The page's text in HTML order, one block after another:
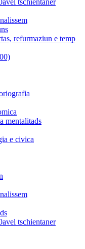
tschientaner
refurmaziun e temp
mentalitads
e civica
tschientaner